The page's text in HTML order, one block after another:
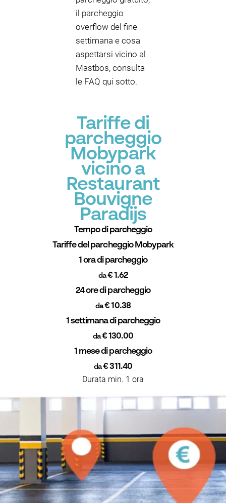
il parcheggio
overflow del fine
settimana e cosa
aspettarsi vicino al
Mastbos, consulta
le FAQ qui sotto.
Tariffe di
parcheggio
Mobypark
vicino a
Restaurant
Bouvigne
Paradijs
Tempo di parcheggio
Tariffe del parcheggio Mobypark
1 ora di parcheggio
da€ 1.62
24 ore di parcheggio
da€ 10.38
1 settimana di parcheggio
da€ 130.00
1 mese di parcheggio
da€ 311.40
Durata min. 1 ora